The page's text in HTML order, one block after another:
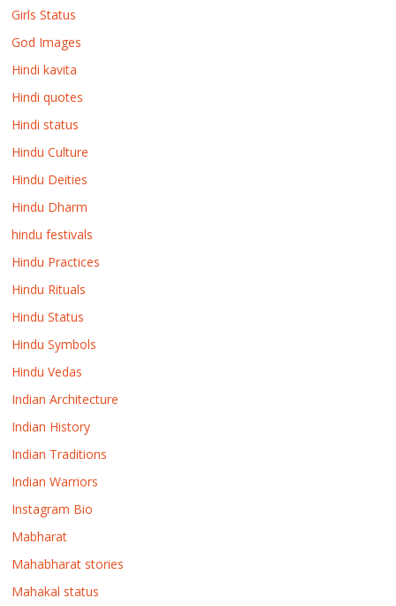
Girls Status
God Images
Hindi kavita
Hindi quotes
Hindi status
Hindu Culture
Hindu Deities
Hindu Dharm
hindu festivals
Hindu Practices
Hindu Rituals
Hindu Status
Hindu Symbols
Hindu Vedas
Indian Architecture
Indian History
Indian Traditions
Indian Warriors
Instagram Bio
Mabharat
Mahabharat stories
Mahakal status